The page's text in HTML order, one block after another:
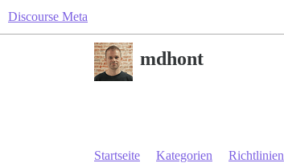
Discourse Meta
mdhont
Startseite Kategorien Richtlinien